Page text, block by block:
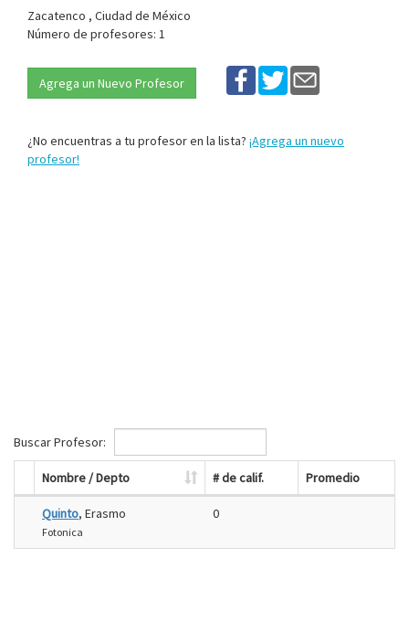
Zacatenco , Ciudad de México
Número de profesores: 1
Agrega un Nuevo Profesor
¿No encuentras a tu profesor en la lista? ¡Agrega un nuevo
profesor!
Buscar Profesor:
Nombre / Depto # de calif. Promedio
Quinto, Erasmo
Fotonica
0